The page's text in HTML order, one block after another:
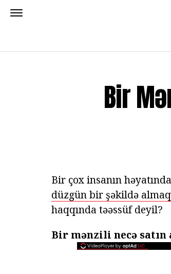
Bir
Bir çox insanın
düzgün bir şəkildə almaq
haqqında təəssüf deyil?
Bir mənzili necə satın